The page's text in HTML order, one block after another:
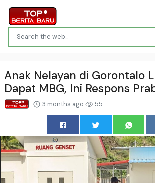
Anak Nelayan di Gorontalo
Dapat MBG, Ini Respons
3 months ago 55